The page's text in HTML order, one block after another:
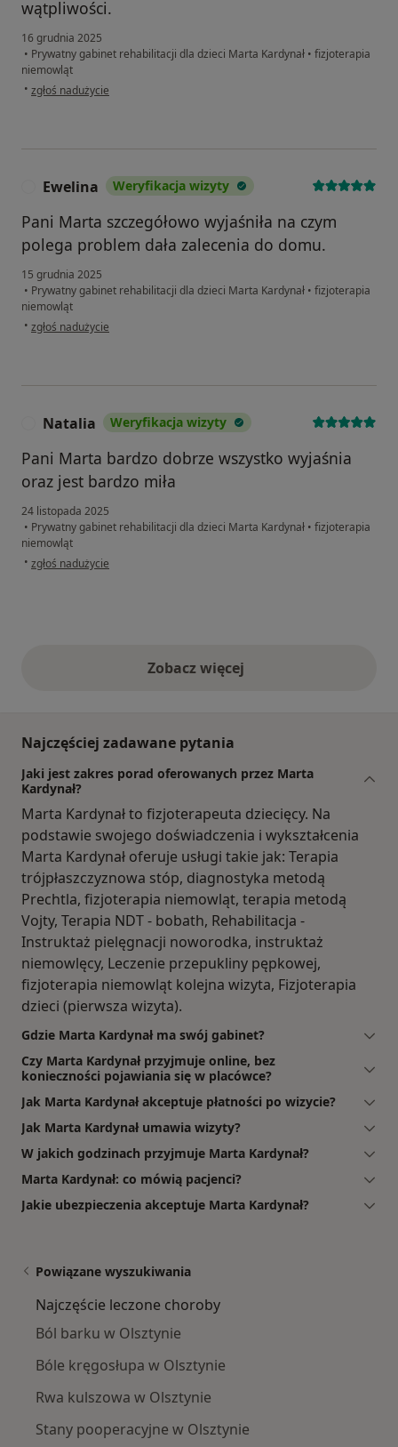
wątpliwości.
16 grudnia 2025
• Prywatny gabinet rehabilitacji dla dzieci Marta Kardynał • fizjoterapia
niemowląt
• w opinii użytkownika Klaudia
zgłoś nadużycie
Ewelina Weryfikacja wizyty
Pani Marta szczegółowo wyjaśniła na czym
polega problem dała zalecenia do domu.
15 grudnia 2025
• Prywatny gabinet rehabilitacji dla dzieci Marta Kardynał • fizjoterapia
niemowląt
• w opinii użytkownika Ewelina
zgłoś nadużycie
Natalia Weryfikacja wizyty
Pani Marta bardzo dobrze wszystko wyjaśnia
oraz jest bardzo miła
24 listopada 2025
• Prywatny gabinet rehabilitacji dla dzieci Marta Kardynał • fizjoterapia
niemowląt
• w opinii użytkownika Natalia
zgłoś nadużycie
Zobacz więcejopinie powyżej
Najczęściej zadawane pytania
Jaki jest zakres porad oferowanych przez Marta
Kardynał?
Marta Kardynał to fizjoterapeuta dziecięcy. Na
podstawie swojego doświadczenia i wykształcenia
Marta Kardynał oferuje usługi takie jak: Terapia
trójpłaszczyznowa stóp, diagnostyka metodą
Prechtla, fizjoterapia niemowląt, terapia metodą
Vojty, Terapia NDT - bobath, Rehabilitacja -
Instruktaż pielęgnacji noworodka, instruktaż
niemowlęcy, Leczenie przepukliny pępkowej,
fizjoterapia niemowląt kolejna wizyta, Fizjoterapia
dzieci (pierwsza wizyta).
Gdzie Marta Kardynał ma swój gabinet?
Czy Marta Kardynał przyjmuje online, bez
konieczności pojawiania się w placówce?
Jak Marta Kardynał akceptuje płatności po wizycie?
Jak Marta Kardynał umawia wizyty?
W jakich godzinach przyjmuje Marta Kardynał?
Marta Kardynał: co mówią pacjenci?
Jakie ubezpieczenia akceptuje Marta Kardynał?
Powiązane wyszukiwania
Najczęście leczone choroby
Ból barku w Olsztynie
Bóle kręgosłupa w Olsztynie
Rwa kulszowa w Olsztynie
Stany pooperacyjne w Olsztynie